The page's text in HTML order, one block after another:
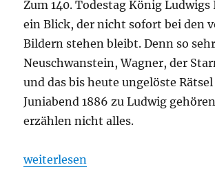
Zum 140. Todestag König
ein Blick, der nicht sofort bei den
Bildern stehen bleibt. Denn so sehr
Neuschwanstein, Wagner, der
und das bis heute ungelöste
Juniabend 1886 zu Ludwig
erzählen nicht alles.
„Das Gitter vor dem Mythos“
weiterlesen